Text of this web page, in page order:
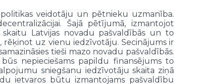
veidotāju un pētnieku uzmanība.
Šajā pētījumā, izmantojot
Latvijas novadu pašvaldībās un to
uz vienu iedzīvotāju. Secinājums ir
tieši mazo novadu pašvaldībās.
nepieciešams papildu finansējums to
sniegšanu iedzīvotāju skaita ziņā
ietvaros būtu izmantojams pašvaldību